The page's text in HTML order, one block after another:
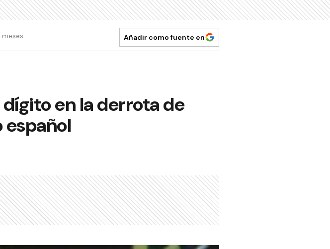
Añadir como fuente en
en la derrota de
español